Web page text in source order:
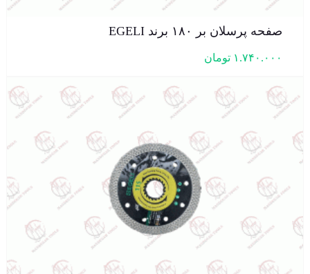
صفحه پرسلان بر ۱۸۰ برند EGELI
۱.۷۴۰.۰۰۰ تومان